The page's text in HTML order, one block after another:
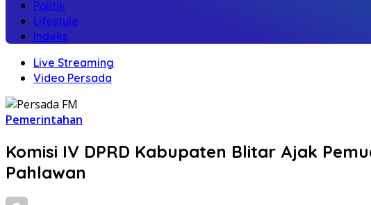
Politik
Lifestyle
Indeks
Live Streaming
Video Persada
Pemerintahan
Komisi IV DPRD Kabupaten Blitar Ajak
Pahlawan